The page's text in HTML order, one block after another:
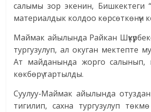
салымы зор экенин, Бишкектеги
материалдык колдоо көрсөткөнүн
Маймак айылында Райкан
тургузулуп, ал окуган мектепте
Ат майданында жорго салынып,
көкбөрү тартылды.
Суулуу-Маймак айылында
тигилип, сахна тургузулуп